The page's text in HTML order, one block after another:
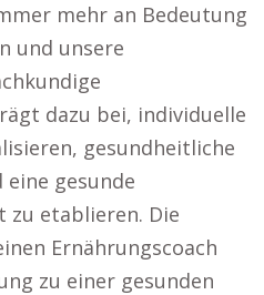
mehr an Bedeutung
und unsere
dazu bei, individuelle
gesundheitliche
eine gesunde
zu etablieren. Die
Ernährungscoach
zu einer gesunden